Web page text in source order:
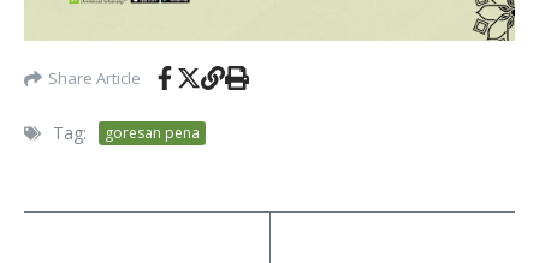
Share Article
Tag: goresan pena